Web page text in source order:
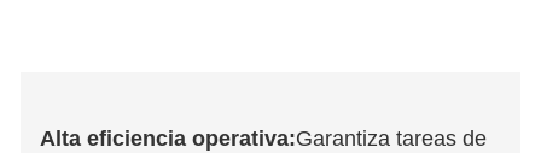
Alta eficiencia operativa:Garantiza tareas de